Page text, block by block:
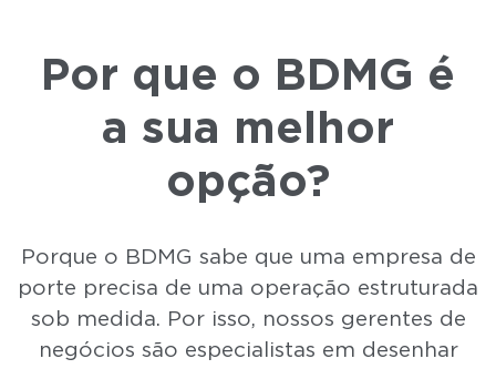
Por que o BDMG é
a sua melhor
opção?
Porque o BDMG sabe que uma empresa de
porte precisa de uma operação estruturada
sob medida. Por isso, nossos gerentes de
negócios são especialistas em desenhar